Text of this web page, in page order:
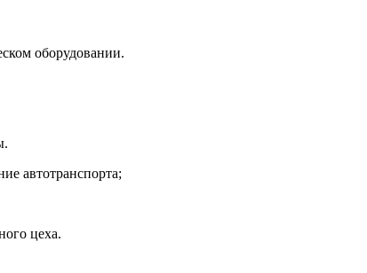
оборудовании.
автотранспорта;
цеха.